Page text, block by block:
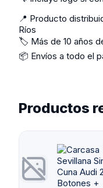
📍 Producto
Ríos
🏷️ Más de 10 años
📦 Envíos a todo el
Productos